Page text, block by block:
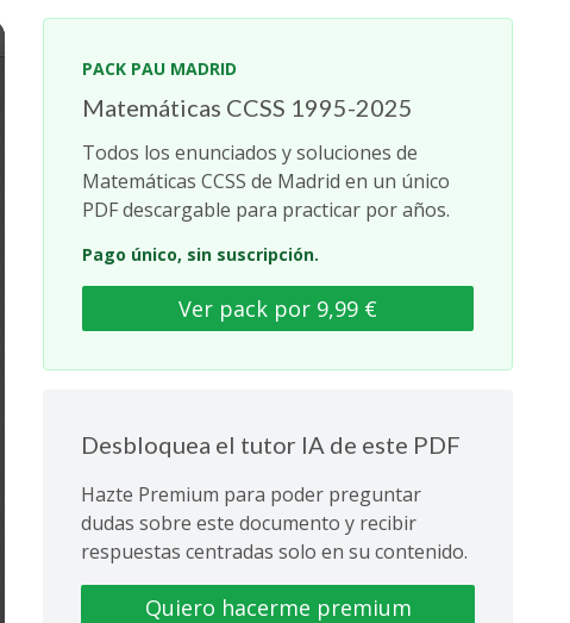
PACK PAU MADRID
Matemáticas CCSS 1995-2025
Todos los enunciados y soluciones de
Matemáticas CCSS de Madrid en un único
PDF descargable para practicar por años.
Pago único, sin suscripción.
Ver pack por 9,99 €
Desbloquea el tutor IA de este PDF
Hazte Premium para poder preguntar
dudas sobre este documento y recibir
respuestas centradas solo en su contenido.
Quiero hacerme premium